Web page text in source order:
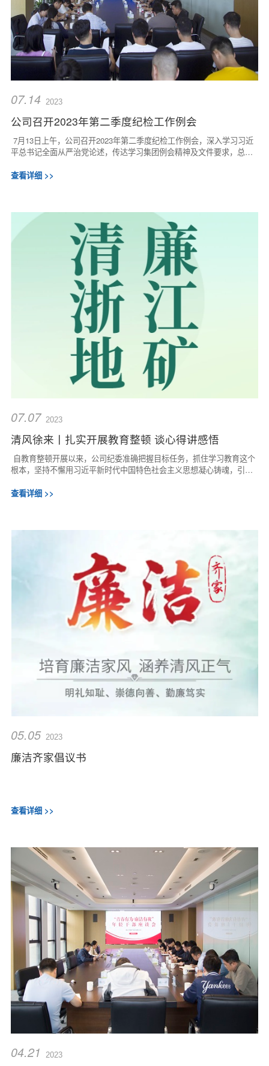
07.14 2023
公司召开2023年第二季度纪检工作例会
7月13日上午，公司召开2023年第二季度纪检工作例会，深入学习习近
平总书记全面从严治党论述，传达学习集团例会精神及文件要求，总结
查看详细 >>
07.07 2023
清风徐来丨扎实开展教育整顿 谈心得讲感悟
自教育整顿开展以来，公司纪委准确把握目标任务，抓住学习教育这个
根本，坚持不懈用习近平新时代中国特色社会主义思想凝心铸魂，引导
查看详细 >>
05.05 2023
廉洁齐家倡议书
查看详细 >>
04.21 2023